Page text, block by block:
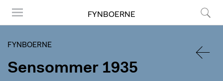
FYNBOERNE
FYNBOERNE
Sensommer 1935